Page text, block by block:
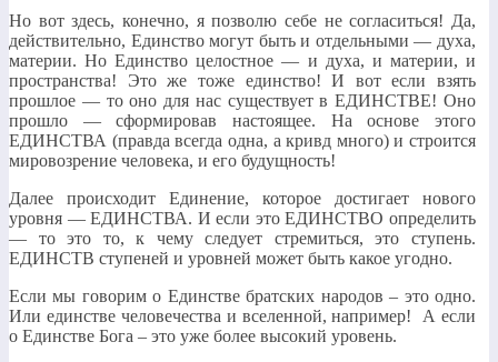
Но вот здесь, конечно, я позволю себе не согласиться! Да,
действительно, Единство могут быть и отдельными — духа,
материи. Но Единство целостное — и духа, и материи, и
пространства! Это же тоже единство! И вот если взять
прошлое — то оно для нас существует в ЕДИНСТВЕ! Оно
прошло — сформировав настоящее. На основе этого
ЕДИНСТВА (правда всегда одна, а кривд много) и строится
мировозрение человека, и его будущность!
Далее происходит Единение, которое достигает нового
уровня — ЕДИНСТВА. И если это ЕДИНСТВО определить
— то это то, к чему следует стремиться, это ступень.
ЕДИНСТВ ступеней и уровней может быть какое угодно.
Если мы говорим о Единстве братских народов – это одно.
Или единстве человечества и вселенной, например! А если
о Единстве Бога – это уже более высокий уровень.